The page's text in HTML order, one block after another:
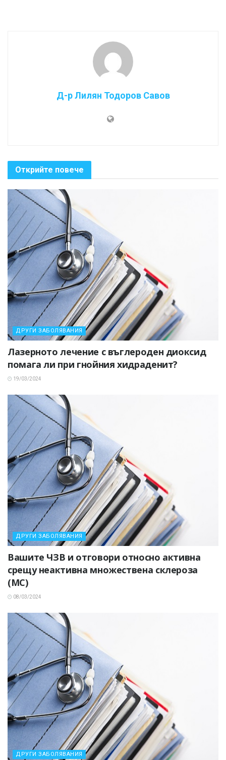
Д-р Лилян Тодоров Савов
Открийте повече
ДРУГИ ЗАБОЛЯВАНИЯ
Лазерното лечение с въглероден диоксид
помага ли при гнойния хидраденит?
19/03/2024
ДРУГИ ЗАБОЛЯВАНИЯ
Вашите ЧЗВ и отговори относно активна
срещу неактивна множествена склероза
(МС)
08/03/2024
ДРУГИ ЗАБОЛЯВАНИЯ